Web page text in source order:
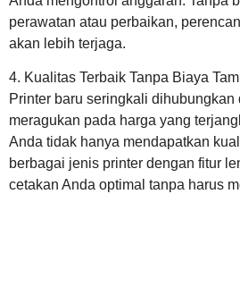
perawatan atau perbaikan,
akan lebih terjaga.
4. Kualitas Terbaik Tanpa Biaya
Printer baru seringkali
meragukan pada harga yang
Anda tidak hanya mendapatkan
berbagai jenis printer dengan fitur
cetakan Anda optimal tanpa harus